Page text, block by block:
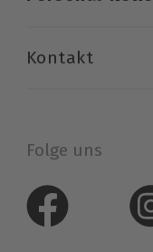
Kontakt
Folge uns